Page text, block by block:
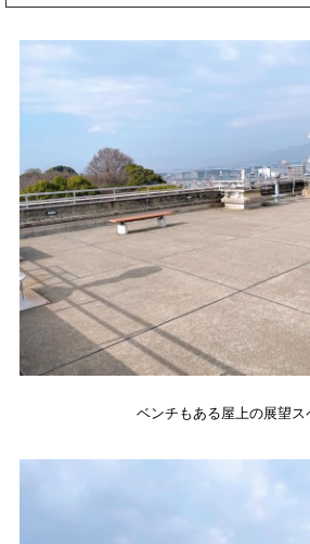
ベンチもある屋上の展望ス